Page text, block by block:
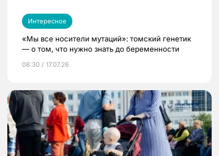
Интересное
«Мы все носители мутаций»: томский генетик
— о том, что нужно знать до беременности
08:30 / 17.07.26